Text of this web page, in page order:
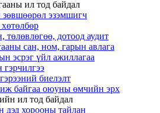
ил тод байдал
зөвшөөрөл эзэмшигч
төлөвлөгөө, дотоод аудит
сан, ном, гарын авлага
эсрэг үйл ажиллагаа
гэрчилгээ
биелэлт
байгаа оюуны өмчийн эрх
ил тод байдал
дэд хорооны тайлан